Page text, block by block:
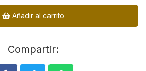
Añadir al carrito
Compartir: